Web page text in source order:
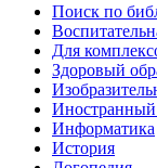
Поиск по
Для
Здоровый
Информатика
История